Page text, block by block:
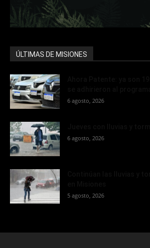
ÚLTIMAS DE MISIONES
6 agosto, 2026
6 agosto, 2026
5 agosto, 2026